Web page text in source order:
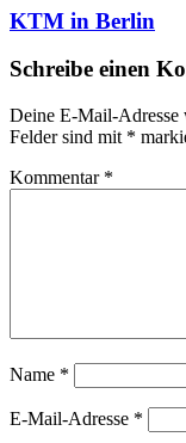
KTM in Berlin
Schreibe einen
Deine E-Mail-
Felder sind mit *
Kommentar *
Name *
E-Mail-Adresse *